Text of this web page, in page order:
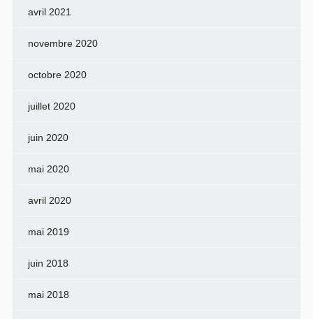
avril 2021
novembre 2020
octobre 2020
juillet 2020
juin 2020
mai 2020
avril 2020
mai 2019
juin 2018
mai 2018